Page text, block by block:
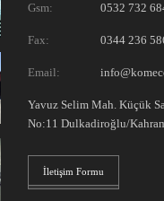
Gsm: 0532 732
Fax: 0344 236
Email:
Yavuz Selim Mah. Küçük
No:11 Dulkadiroğlu/
İletişim Formu